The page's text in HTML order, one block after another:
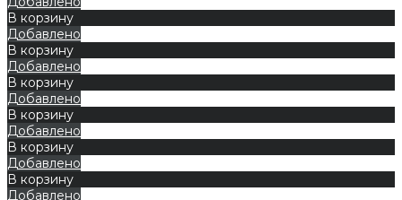
В корзину
Добавлено
В корзину
Добавлено
В корзину
Добавлено
В корзину
Добавлено
В корзину
Добавлено
В корзину
Добавлено